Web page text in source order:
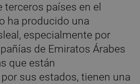
países en el
ha producido una
especialmente por
de Emiratos Árabes
que están
sus estados, tienen una